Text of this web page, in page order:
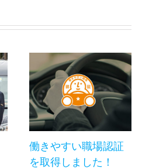
働きやすい職場認証
を取得しました！